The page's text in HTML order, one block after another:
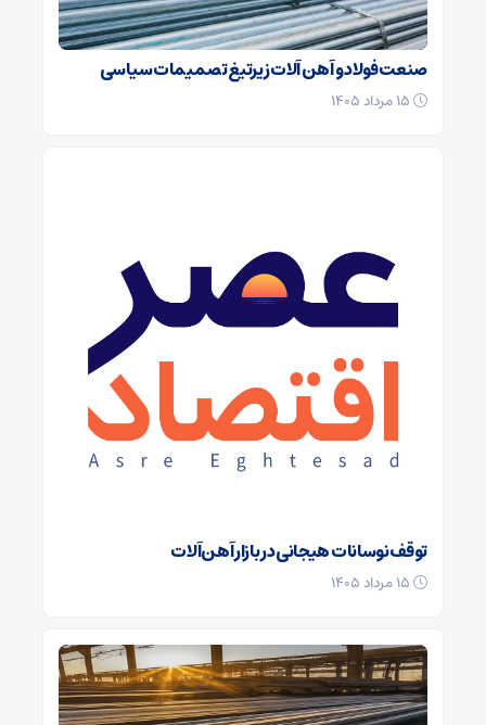
صنعت فولاد و آهن آلات زیر‌تیغ تصمیمات سیاسی
توقف نوسانات هیجانی در بازار آهن‌آلات